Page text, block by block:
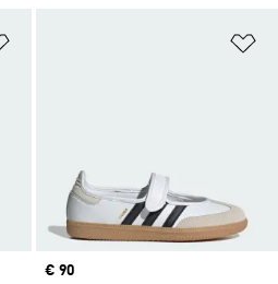
Price
€ 90